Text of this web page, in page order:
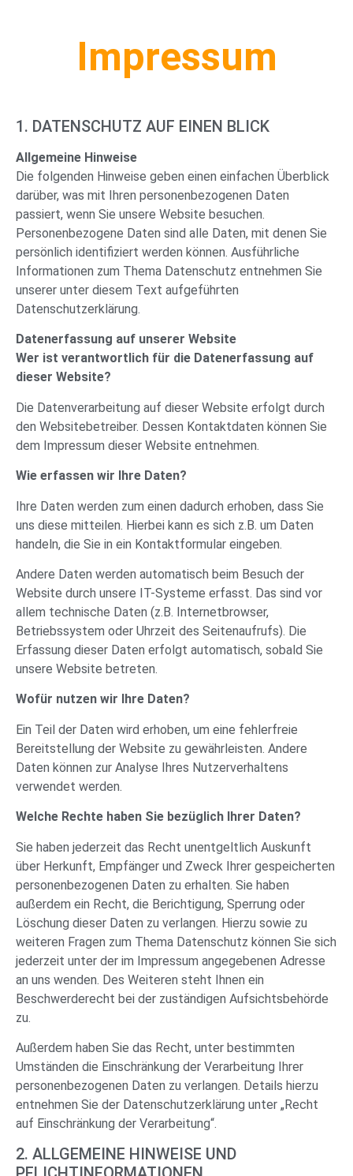
Impressum
1. DATENSCHUTZ AUF EINEN BLICK
Allgemeine Hinweise
Die folgenden Hinweise geben einen einfachen Überblick
darüber, was mit Ihren personenbezogenen Daten
passiert, wenn Sie unsere Website besuchen.
Personenbezogene Daten sind alle Daten, mit denen Sie
persönlich identifiziert werden können. Ausführliche
Informationen zum Thema Datenschutz entnehmen Sie
unserer unter diesem Text aufgeführten
Datenschutzerklärung.
Datenerfassung auf unserer Website
Wer ist verantwortlich für die Datenerfassung auf
dieser Website?
Die Datenverarbeitung auf dieser Website erfolgt durch
den Websitebetreiber. Dessen Kontaktdaten können Sie
dem Impressum dieser Website entnehmen.
Wie erfassen wir Ihre Daten?
Ihre Daten werden zum einen dadurch erhoben, dass Sie
uns diese mitteilen. Hierbei kann es sich z.B. um Daten
handeln, die Sie in ein Kontaktformular eingeben.
Andere Daten werden automatisch beim Besuch der
Website durch unsere IT-Systeme erfasst. Das sind vor
allem technische Daten (z.B. Internetbrowser,
Betriebssystem oder Uhrzeit des Seitenaufrufs). Die
Erfassung dieser Daten erfolgt automatisch, sobald Sie
unsere Website betreten.
Wofür nutzen wir Ihre Daten?
Ein Teil der Daten wird erhoben, um eine fehlerfreie
Bereitstellung der Website zu gewährleisten. Andere
Daten können zur Analyse Ihres Nutzerverhaltens
verwendet werden.
Welche Rechte haben Sie bezüglich Ihrer Daten?
Sie haben jederzeit das Recht unentgeltlich Auskunft
über Herkunft, Empfänger und Zweck Ihrer gespeicherten
personenbezogenen Daten zu erhalten. Sie haben
außerdem ein Recht, die Berichtigung, Sperrung oder
Löschung dieser Daten zu verlangen. Hierzu sowie zu
weiteren Fragen zum Thema Datenschutz können Sie sich
jederzeit unter der im Impressum angegebenen Adresse
an uns wenden. Des Weiteren steht Ihnen ein
Beschwerderecht bei der zuständigen Aufsichtsbehörde
zu.
Außerdem haben Sie das Recht, unter bestimmten
Umständen die Einschränkung der Verarbeitung Ihrer
personenbezogenen Daten zu verlangen. Details hierzu
entnehmen Sie der Datenschutzerklärung unter „Recht
auf Einschränkung der Verarbeitung“.
2. ALLGEMEINE HINWEISE UND